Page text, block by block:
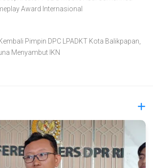
Award Internasional
Pimpin DPC LPADKT Kota Balikpapan,
Menyambut IKN